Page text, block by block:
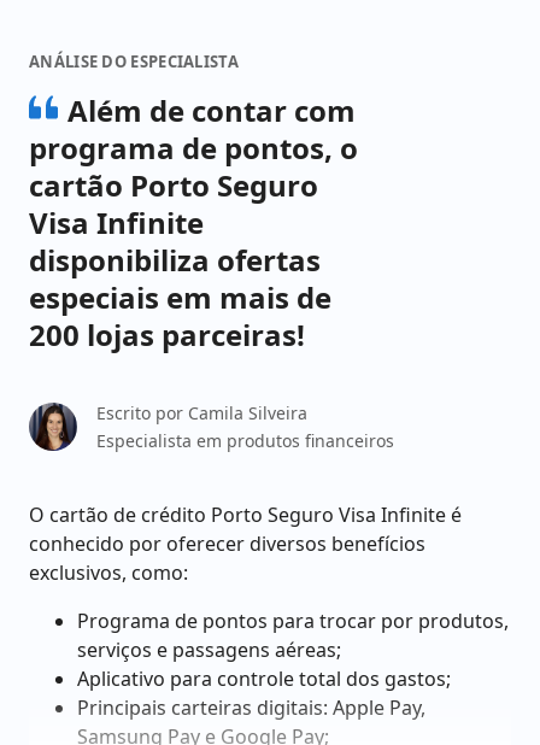
ANÁLISE DO ESPECIALISTA
Além de contar com
programa de pontos, o
cartão Porto Seguro
Visa Infinite
disponibiliza ofertas
especiais em mais de
200 lojas parceiras!
Escrito por Camila Silveira
Especialista em produtos financeiros
O cartão de crédito Porto Seguro Visa Infinite é
conhecido por oferecer diversos benefícios
exclusivos, como:
Programa de pontos para trocar por produtos,
serviços e passagens aéreas;
Aplicativo para controle total dos gastos;
Principais carteiras digitais: Apple Pay,
Samsung Pay e Google Pay;